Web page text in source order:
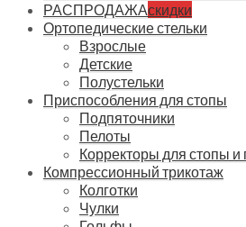
РАСПРОДАЖАскидки
Ортопедические стельки
Взрослые
Детские
Полустельки
Приспособления для стопы
Подпяточники
Пелоты
Корректоры для стопы и
Компрессионный трикотаж
Колготки
Чулки